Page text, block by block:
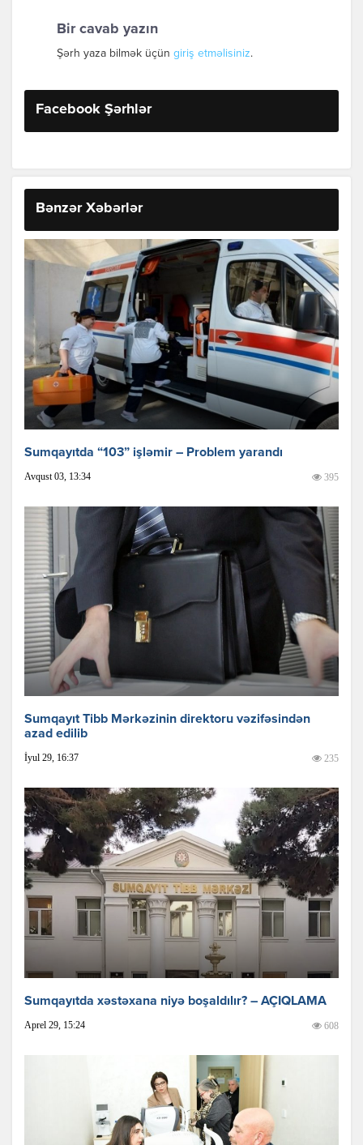
Bir cavab yazın
Şərh yaza bilmək üçün giriş etməlisiniz.
Facebook Şərhlər
Bənzər Xəbərlər
Sumqayıtda “103” işləmir – Problem yarandı
Avqust 03, 13:34 395
Sumqayıt Tibb Mərkəzinin direktoru vəzifəsindən
azad edilib
İyul 29, 16:37 235
Sumqayıtda xəstəxana niyə boşaldılır? – AÇIQLAMA
Aprel 29, 15:24 608